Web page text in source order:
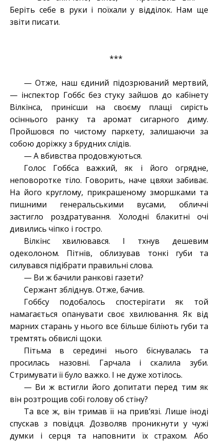
Беріть себе в руки і поїхали у відділок. Нам ще
звіти писати.
***
— Отже, наш єдиний підозрюваний мертвий,
— інспектор Гоббс без стуку зайшов до кабінету
Вілкінса, принісши на своєму плащі сирість
осіннього ранку та аромат сигарного диму.
Пройшовся по чистому паркету, залишаючи за
собою доріжку з брудних слідів.
— А вбивства продовжуються.
Голос Гоббса важкий, як і його огрядне,
неповоротке тіло. Говорить, наче цвяхи забиває.
На його круглому, прикрашеному зморшками та
пишними генеральськими вусами, обличчі
застигло роздратування. Холодні блакитні очі
дивились чіпко і гостро.
Вілкінс хвилювався. І тхнув дешевим
одеколоном. Пітнів, облизував тонкі губи та
силувався підібрати правильні слова.
— Ви ж бачили ранкові газети?
Сержант збліднув. Отже, бачив.
Гоббсу подобалось спостерігати як той
намагається опанувати своє хвилювання. Як від
марних старань у нього все більше біліють губи та
тремтять обвислі щоки.
Пітьма в середині нього біснувалась та
просилась назовні. Гарчала і скалила зуби.
Стримувати її було важко. І не дуже хотілось.
— Ви ж встигли його допитати перед тим як
він розтрощив собі голову об стіну?
Та все ж, він тримав її на прив’язі. Лише іноді
спускав з повідця. Дозволяв проникнути у чужі
думки і серця та наповнити їх страхом. Або